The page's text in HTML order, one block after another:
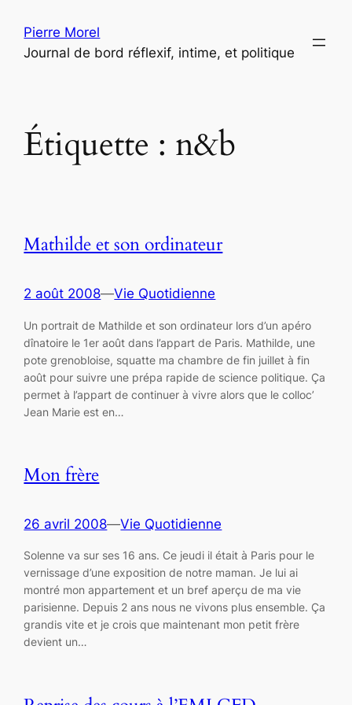
contenu
Pierre Morel
Journal de bord réflexif, intime, et politique
Étiquette : n&b
Mathilde et son ordinateur
2 août 2008—Vie Quotidienne
Un portrait de Mathilde et son ordinateur lors d’un apéro
dînatoire le 1er août dans l’appart de Paris. Mathilde, une
pote grenobloise, squatte ma chambre de fin juillet à fin
août pour suivre une prépa rapide de science politique. Ça
permet à l’appart de continuer à vivre alors que le colloc’
Jean Marie est en…
Mon frère
26 avril 2008—Vie Quotidienne
Solenne va sur ses 16 ans. Ce jeudi il était à Paris pour le
vernissage d’une exposition de notre maman. Je lui ai
montré mon appartement et un bref aperçu de ma vie
parisienne. Depuis 2 ans nous ne vivons plus ensemble. Ça
grandis vite et je crois que maintenant mon petit frère
devient un…